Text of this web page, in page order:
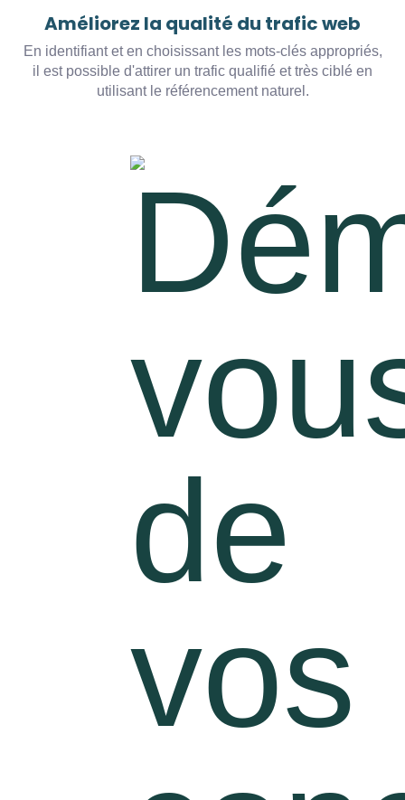
Améliorez la qualité du trafic web
En identifiant et en choisissant les mots-clés appropriés,
il est possible d'attirer un trafic qualifié et très ciblé en
utilisant le référencement naturel.